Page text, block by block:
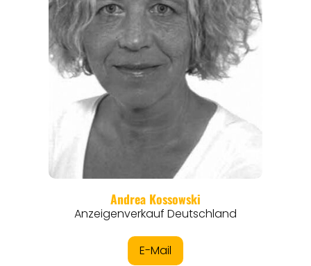
ORTE
EVENTS
REISEMAGAZINE
THEMEN
ANGEBOTE